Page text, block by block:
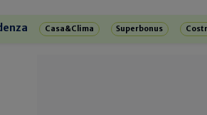
Casa&Clima Superbonus